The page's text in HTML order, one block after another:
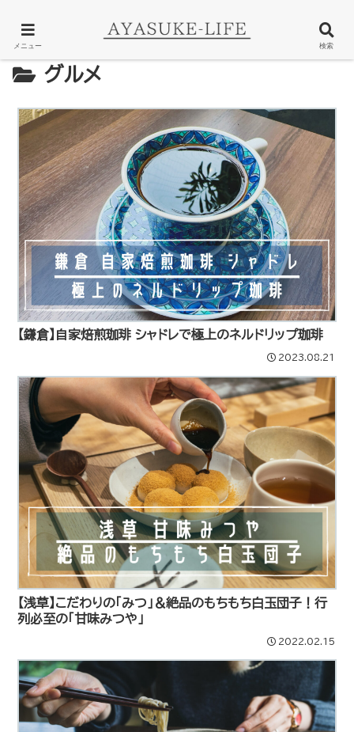
グルメ
【鎌倉】自家焙煎珈琲 シャドレで極上のネルドリップ珈琲
2023.08.21
【浅草】こだわりの「みつ」＆絶品のもちもち白玉団子！行
列必至の「甘味みつや」
2022.02.15
メニュー 検索